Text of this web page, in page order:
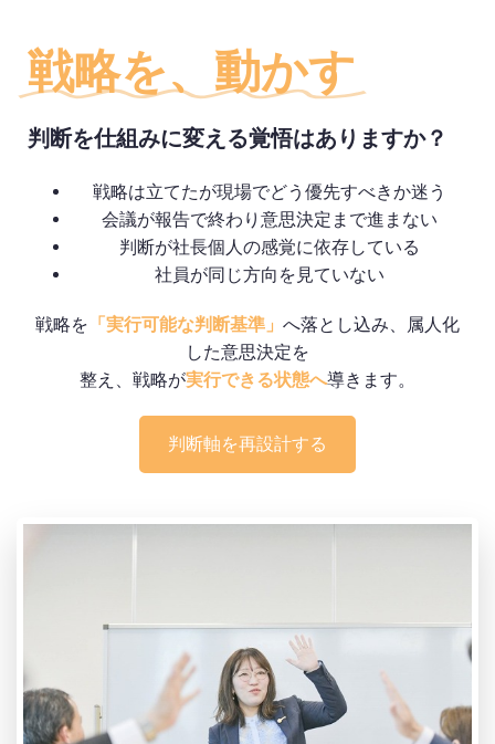
戦略を、動かす
判断を仕組みに変える覚悟はありますか？
戦略は立てたが現場でどう優先すべきか迷う
会議が報告で終わり意思決定まで進まない
判断が社長個人の感覚に依存している
社員が同じ方向を見ていない
戦略を 「実行可能な判断基準」 へ落とし込み、属人化
した意思決定を
整え、戦略が実行できる状態へ導きます。
判断軸を再設計する